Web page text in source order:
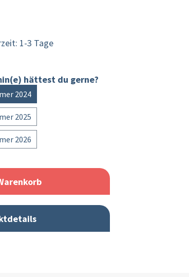
1-3 Tage
hättest du gerne?
2024
2025
2026